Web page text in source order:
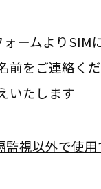
ームよりSIM
前をご連絡く
いたします
監視以外で使用